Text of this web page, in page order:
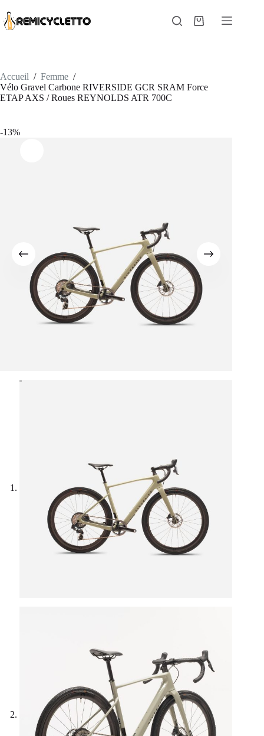
au
contenu
Panier
Accueil / Femme /
Vélo Gravel Carbone RIVERSIDE GCR SRAM Force
ETAP AXS / Roues REYNOLDS ATR 700C
-13%